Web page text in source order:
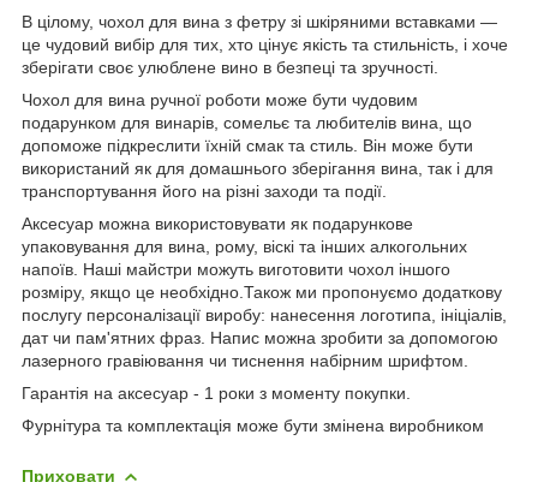
В цілому, чохол для вина з фетру зі шкіряними вставками —
це чудовий вибір для тих, хто цінує якість та стильність, і хоче
зберігати своє улюблене вино в безпеці та зручності.
Чохол для вина ручної роботи може бути чудовим
подарунком для винарів, сомельє та любителів вина, що
допоможе підкреслити їхній смак та стиль. Він може бути
використаний як для домашнього зберігання вина, так і для
транспортування його на різні заходи та події.
Аксесуар можна використовувати як подарункове
упаковування для вина, рому, віскі та інших алкогольних
напоїв. Наші майстри можуть виготовити чохол іншого
розміру, якщо це необхідно.Також ми пропонуємо додаткову
послугу персоналізації виробу: нанесення логотипа, ініціалів,
дат чи пам'ятних фраз. Напис можна зробити за допомогою
лазерного гравіювання чи тиснення набірним шрифтом.
Гарантія на аксесуар - 1 роки з моменту покупки.
Фурнітура та комплектація може бути змінена виробником
Приховати